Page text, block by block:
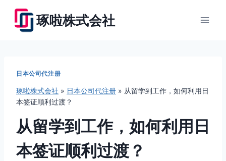
琢啦株式会社
日本公司代注册
琢啦株式会社 » 日本公司代注册 » 从留学到工作，如何利用日
本签证顺利过渡？
从留学到工作，如何利用日
本签证顺利过渡？